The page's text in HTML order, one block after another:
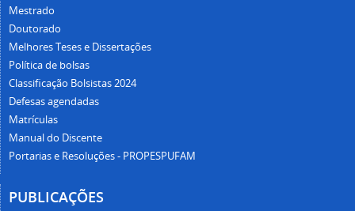
Mestrado
Doutorado
Melhores Teses e Dissertações
Política de bolsas
Classificação Bolsistas 2024
Defesas agendadas
Matrículas
Manual do Discente
Portarias e Resoluções - PROPESPUFAM
PUBLICAÇÕES